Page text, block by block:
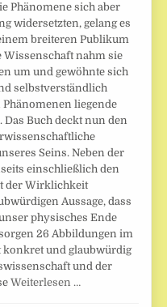
Phänomene sich aber
widersetzten, gelang es
breiteren Publikum
Wissenschaft nahm sie
um und gewöhnte sich
selbstverständlich
liegende
Buch deckt nun den
Seins. Neben der
einschließlich den
der Wirklichkeit
Aussage, dass
physisches Ende
26 Abbildungen im
konkret und glaubwürdig
und der
Weiterlesen …